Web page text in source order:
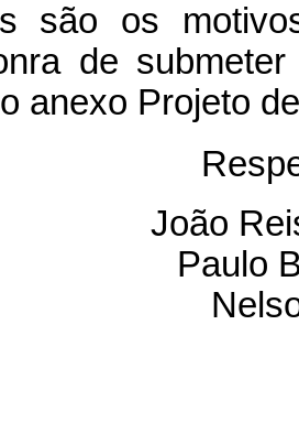
são os
de
anexo Projeto
João
Paulo